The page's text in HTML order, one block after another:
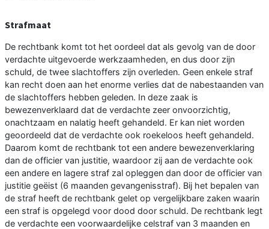
Strafmaat
De rechtbank komt tot het oordeel dat als gevolg van de door
verdachte uitgevoerde werkzaamheden, en dus door zijn
schuld, de twee slachtoffers zijn overleden. Geen enkele straf
kan recht doen aan het enorme verlies dat de nabestaanden van
de slachtoffers hebben geleden. In deze zaak is
bewezenverklaard dat de verdachte zeer onvoorzichtig,
onachtzaam en nalatig heeft gehandeld. Er kan niet worden
geoordeeld dat de verdachte ook roekeloos heeft gehandeld.
Daarom komt de rechtbank tot een andere bewezenverklaring
dan de officier van justitie, waardoor zij aan de verdachte ook
een andere en lagere straf zal opleggen dan door de officier van
justitie geëist (6 maanden gevangenisstraf). Bij het bepalen van
de straf heeft de rechtbank gelet op vergelijkbare zaken waarin
een straf is opgelegd voor dood door schuld. De rechtbank legt
de verdachte een voorwaardelijke celstraf van 3 maanden en